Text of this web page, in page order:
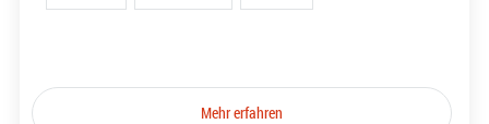
Mehr erfahren